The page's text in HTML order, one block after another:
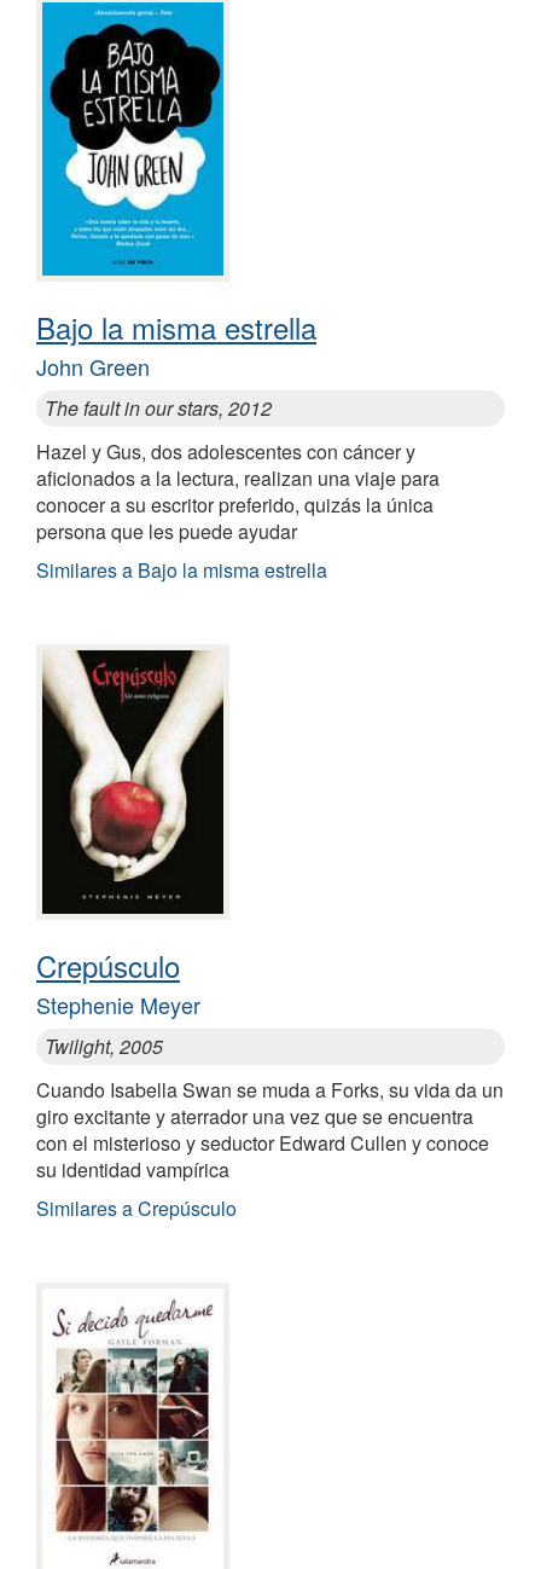
Bajo la misma estrella
John Green
The fault in our stars, 2012
Hazel y Gus, dos adolescentes con cáncer y
aficionados a la lectura, realizan una viaje para
conocer a su escritor preferido, quizás la única
persona que les puede ayudar
Similares a Bajo la misma estrella
Crepúsculo
Stephenie Meyer
Twilight, 2005
Cuando Isabella Swan se muda a Forks, su vida da un
giro excitante y aterrador una vez que se encuentra
con el misterioso y seductor Edward Cullen y conoce
su identidad vampírica
Similares a Crepúsculo